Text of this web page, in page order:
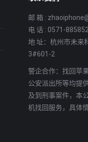
邮 箱 :
电 话 : 0571-
地 址：杭州市未来
3#601-2
警企合作：找回苹
公安派出所等均提
及到刑事案件，本
机找回服务，具体